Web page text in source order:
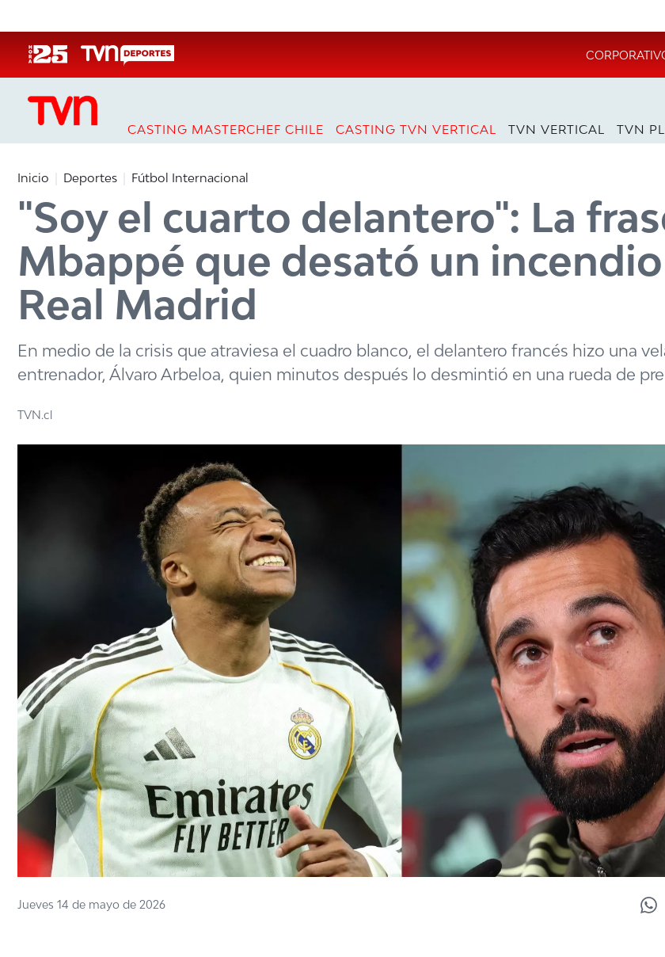
CASTING MASTERCHEF CHILE CASTING TVN VERTICAL TVN VERTICAL TVN
Inicio Deportes Fútbol Internacional
"Soy el cuarto delantero": La
Mbappé que desató un
Real Madrid
En medio de la crisis que atraviesa el cuadro blanco, el delantero francés hizo una
entrenador, Álvaro Arbeloa, quien minutos después lo desmintió en una rueda de
TVN.cl
Jueves 14 de mayo de 2026